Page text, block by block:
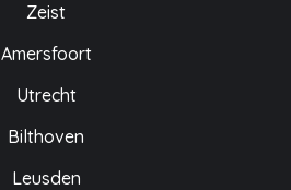
Zeist
Amersfoort
Utrecht
Bilthoven
Leusden